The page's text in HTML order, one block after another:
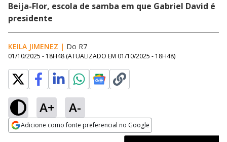
Beija-Flor, escola de samba em que Gabriel David é
presidente
KEILA JIMENEZ | Do R7
01/10/2025 - 18H48 (ATUALIZADO EM 01/10/2025 - 18H48)
A+ A-
Adicione como fonte preferencial no Google
Ativar
74.76%